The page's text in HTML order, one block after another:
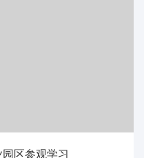
园区参观学习